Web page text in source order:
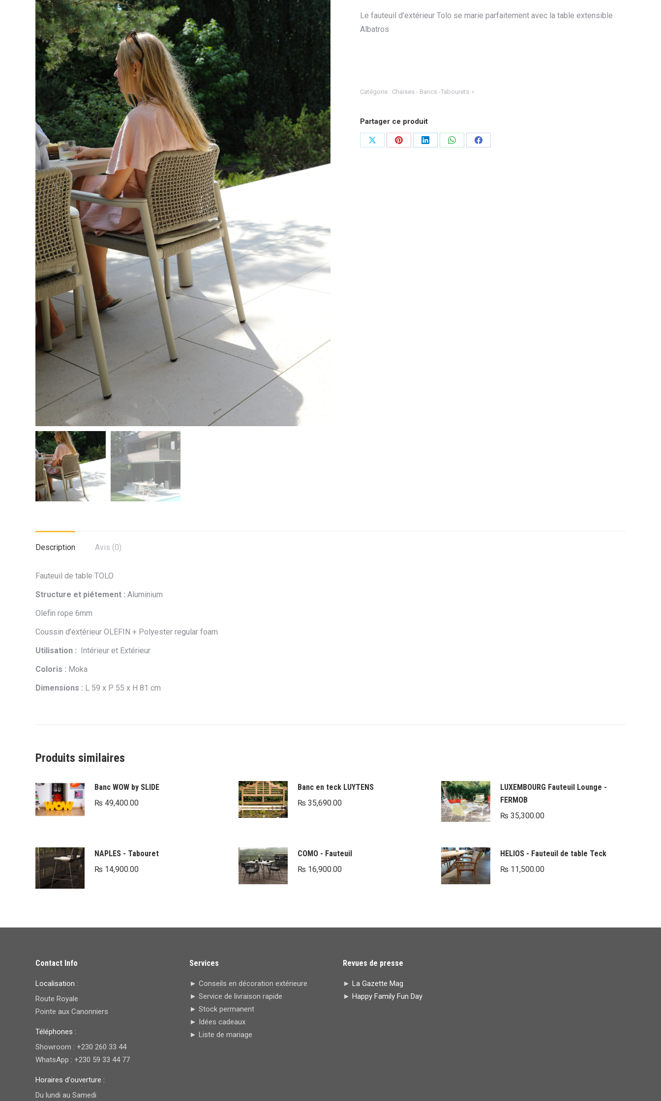
Le fauteuil d’extérieur Tolo se marie parfaitement avec la table extensible
Albatros
Catégorie : Chaises - Bancs -Tabourets
Partager ce produit
PartagerPartagerPartagerPartagerPartager
Description Avis (0)
Fauteuil de table TOLO
Structure et piétement : Aluminium
Olefin rope 6mm
Coussin d’extérieur OLEFIN + Polyester regular foam
Utilisation : Intérieur et Extérieur
Coloris : Moka
Dimensions : L 59 x P 55 x H 81 cm
Produits similaires
Banc WOW by SLIDE
₨ 49,400.00
Banc en teck LUYTENS
₨ 35,690.00
LUXEMBOURG Fauteuil Lounge -
FERMOB
₨ 35,300.00
NAPLES - Tabouret
₨ 14,900.00
COMO - Fauteuil
₨ 16,900.00
HELIOS - Fauteuil de table Teck
₨ 11,500.00
Contact Info
Localisation :
Route Royale
Pointe aux Canonniers
Téléphones :
Showroom : +230 260 33 44
WhatsApp : +230 59 33 44 77
Horaires d'ouverture :
Du lundi au Samedi
Services
► Conseils en décoration extérieure
► Service de livraison rapide
► Stock permanent
► Idées cadeaux
► Liste de mariage
Revues de presse
► La Gazette Mag
► Happy Family Fun Day